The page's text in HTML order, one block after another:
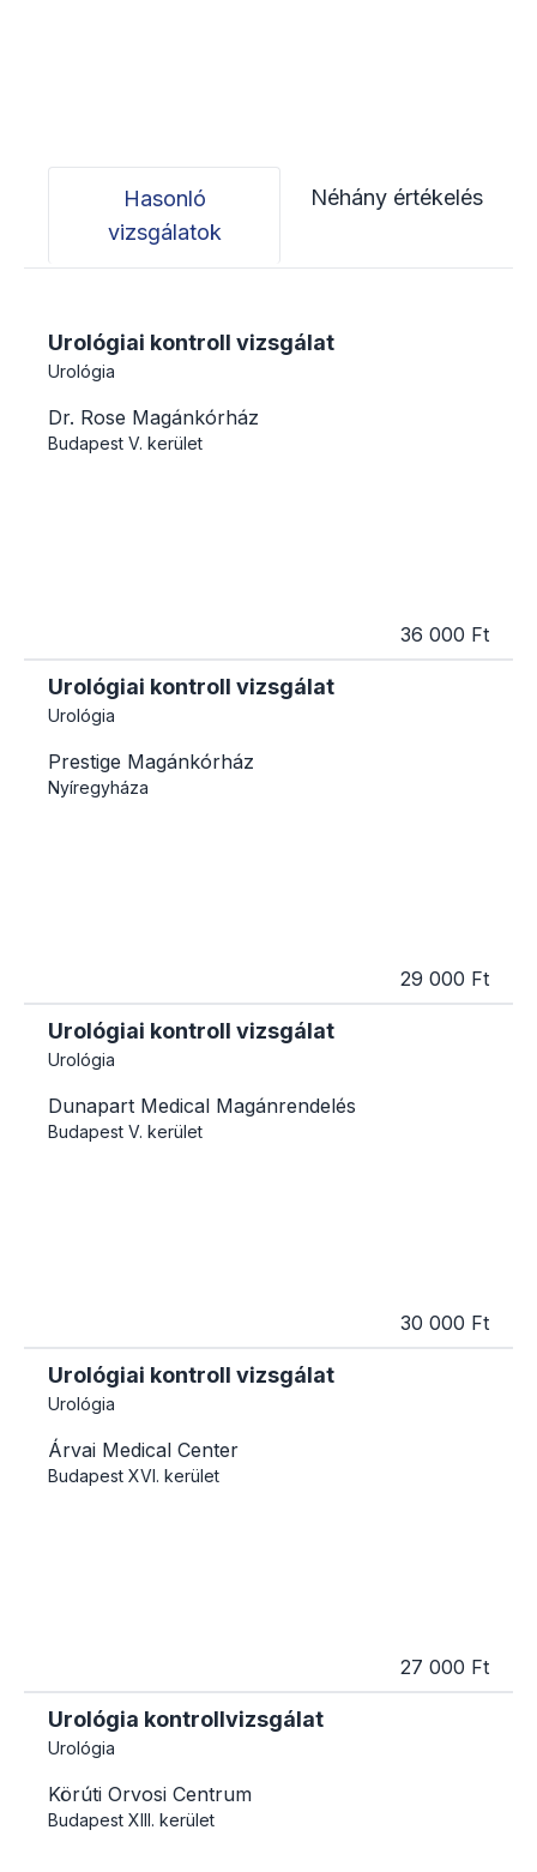
Hasonló
vizsgálatok
Néhány értékelés
Urológiai kontroll vizsgálat
Urológia
Dr. Rose Magánkórház
Budapest V. kerület
36 000 Ft
Urológiai kontroll vizsgálat
Urológia
Prestige Magánkórház
Nyíregyháza
29 000 Ft
Urológiai kontroll vizsgálat
Urológia
Dunapart Medical Magánrendelés
Budapest V. kerület
30 000 Ft
Urológiai kontroll vizsgálat
Urológia
Árvai Medical Center
Budapest XVI. kerület
27 000 Ft
Urológia kontrollvizsgálat
Urológia
Körúti Orvosi Centrum
Budapest XIII. kerület